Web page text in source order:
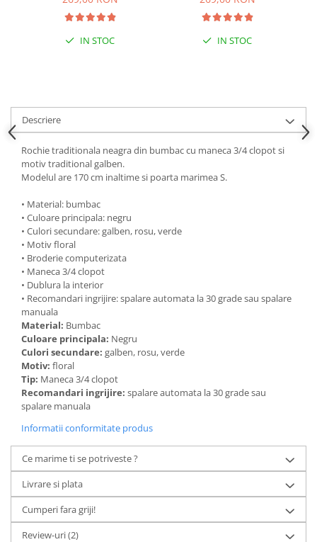
IN STOC IN STOC
Descriere
Rochie traditionala neagra din bumbac cu maneca 3/4 clopot si
motiv traditional galben.
Modelul are 170 cm inaltime si poarta marimea S.
• Material: bumbac
• Culoare principala: negru
• Culori secundare: galben, rosu, verde
• Motiv floral
• Broderie computerizata
• Maneca 3/4 clopot
• Dublura la interior
• Recomandari ingrijire: spalare automata la 30 grade sau spalare
manuala
Material: Bumbac
Culoare principala: Negru
Culori secundare: galben, rosu, verde
Motiv: floral
Tip: Maneca 3/4 clopot
Recomandari ingrijire: spalare automata la 30 grade sau
spalare manuala
Informatii conformitate produs
Ce marime ti se potriveste ?
Livrare si plata
Cumperi fara griji!
Review-uri(2)